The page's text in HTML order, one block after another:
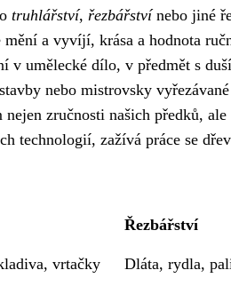
truhlářství, řezbářstvínebo jiné
a vyvíjí, krása a hodnota
v umělecké dílo, v předmět s
nebo mistrovsky
zručnosti našich předků,
technologií, zažívá práce se
Řezbářství
vrtačky Dláta, rydla,